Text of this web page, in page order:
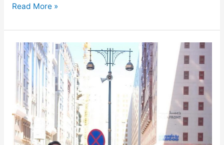
11
Warna
Emerald
Green
untuk
Lebaran
2025
Read More »